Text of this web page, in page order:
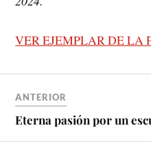
VER EJEMPLAR DE LA
ANTERIOR
Eterna pasión por un